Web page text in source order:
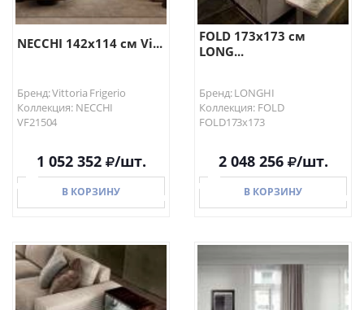
NECCHI 142х114 см Vi...
Бренд: Vittoria Frigerio
Коллекция: NECCHI
VF21504
1 052 352 /шт.
В КОРЗИНУ
В КОРЗИНУ
FOLD 173х173 см
LONG...
Бренд: LONGHI
Коллекция: FOLD
FOLD173х173
2 048 256 /шт.
В КОРЗИНУ
В КОРЗИНУ